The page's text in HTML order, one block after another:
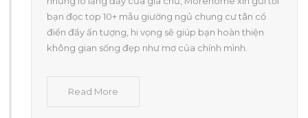
bạn đọc top 10+ mẫu giường ngủ chung cư tân cổ
điển đầy ấn tượng, hi vọng sẽ giúp bạn hoàn thiện
không gian sống đẹp như mơ của chính mình.
Read More